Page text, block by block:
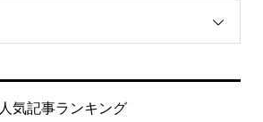
人気記事ランキング